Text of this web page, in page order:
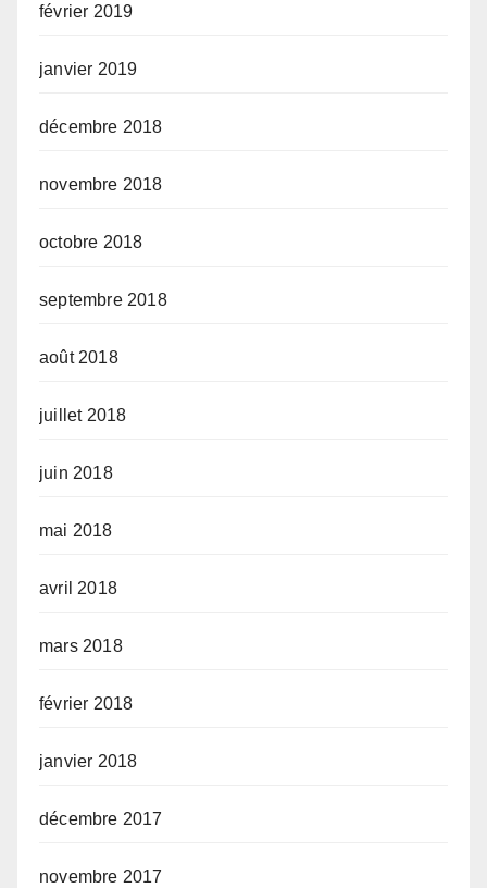
février 2019
janvier 2019
décembre 2018
novembre 2018
octobre 2018
septembre 2018
août 2018
juillet 2018
juin 2018
mai 2018
avril 2018
mars 2018
février 2018
janvier 2018
décembre 2017
novembre 2017